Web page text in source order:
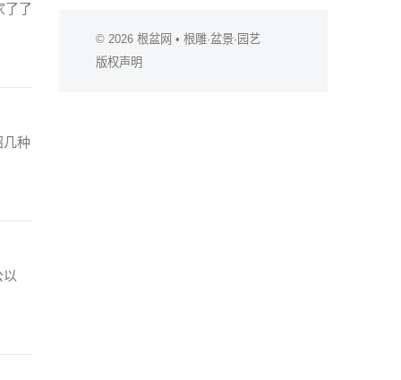
了了
种
© 2026 根盆网 • 根雕·盆景·园艺
版权声明